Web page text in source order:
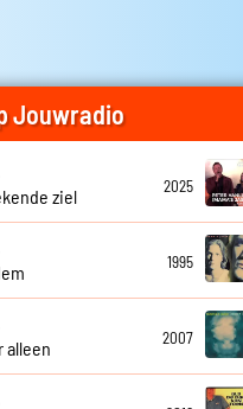
Jouwradio
ziel
2025
1995
alleen
2007